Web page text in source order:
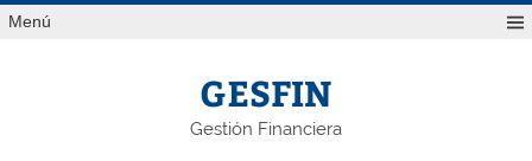
Saltar
alMenú
GESFIN
Gestión Financiera